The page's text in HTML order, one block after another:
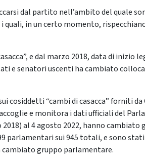
dal partito nell’ambito del quale
in un certo momento,
e dal marzo 2018, data di inizio
e senatori uscenti ha cambiato
“cambi di casacca” forniti da
e monitora i dati ufficiali del
al 4 agosto 2022, hanno cambiato
parlamentari sui 945 totali, e sono stati
cambiato gruppo parlamentare.